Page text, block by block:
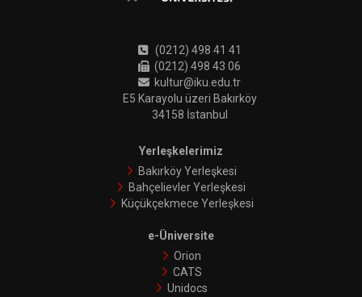
(0212) 498 41 41
(0212) 498 43 06
kultur@iku.edu.tr
E5 Karayolu üzeri Bakırköy
34158 İstanbul
Yerleşkelerimiz
Bakırköy Yerleşkesi
Bahçelievler Yerleşkesi
Küçükçekmece Yerleşkesi
e-Üniversite
Orion
CATS
Unidocs